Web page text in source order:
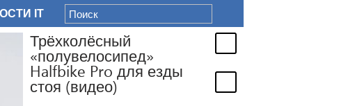
Трёхколёсный
«полувелосипед»
Halfbike Pro для езды
стоя (видео)
IT